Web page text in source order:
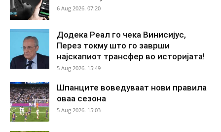
6 Aug 2026. 07:20
Додека Реал го чека Винисијус,
Перез токму што го заврши
најскапиот трансфер во историјата!
5 Aug 2026. 15:49
Шпанците воведуваат нови правила
оваа сезона
5 Aug 2026. 15:03